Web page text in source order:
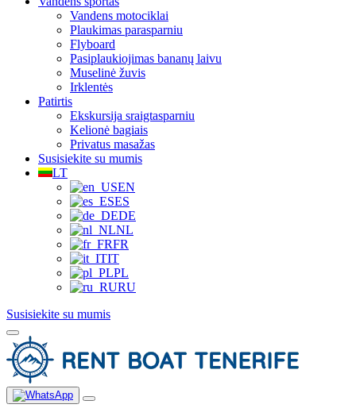
Vandens motociklai
Plaukimas parasparniu
Flyboard
Pasiplaukiojimas bananų laivu
Muselinė žuvis
Irklentės
Patirtis
Ekskursija sraigtasparniu
Kelionė bagiais
Privatus masažas
Susisiekite su mumis
LT
EN
ES
DE
NL
FR
IT
PL
RU
Susisiekite su mumis